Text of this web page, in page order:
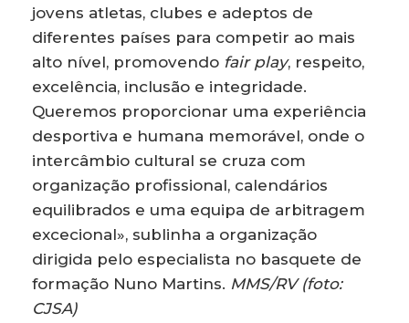
jovens atletas, clubes e adeptos de
diferentes países para competir ao mais
alto nível, promovendo fair play, respeito,
excelência, inclusão e integridade.
Queremos proporcionar uma experiência
desportiva e humana memorável, onde o
intercâmbio cultural se cruza com
organização profissional, calendários
equilibrados e uma equipa de arbitragem
excecional», sublinha a organização
dirigida pelo especialista no basquete de
formação Nuno Martins. MMS/RV (foto:
CJSA)